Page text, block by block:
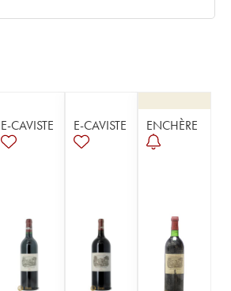
E-CAVISTE E-CAVISTE ENCHÈRE